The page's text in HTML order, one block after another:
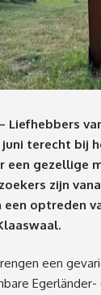
– Liefhebbers
terecht bij
een gezellige
zijn
optreden
een
Egerländer-